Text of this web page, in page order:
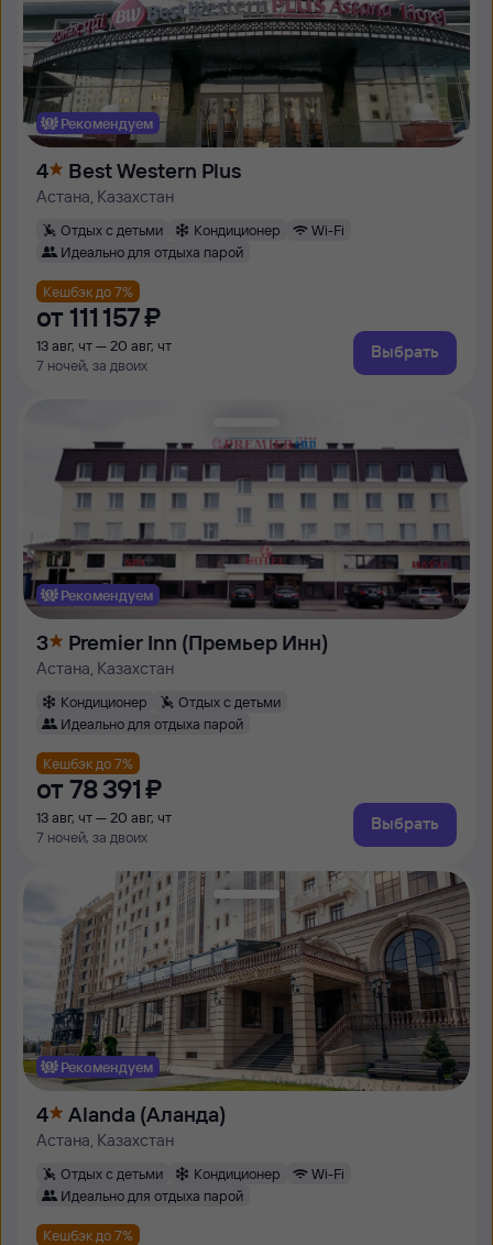
Рекомендуем
4 Best Western Plus
Астана, Казахстан
Отдых с детьми Кондиционер
Wi-Fi
Идеально для отдыха парой
Кешбэк до 7%
от 111 ⁠157 ⁠₽
13 авг, чт — 20 авг, чт
7 ночей, за двоих
Выбрать
Рекомендуем
3 Premier Inn (Премьер Инн)
Астана, Казахстан
Кондиционер
Отдых с детьми
Идеально для отдыха парой
Кешбэк до 7%
от 78 ⁠391 ⁠₽
13 авг, чт — 20 авг, чт
7 ночей, за двоих
Выбрать
Рекомендуем
4 Alanda (Аланда)
Астана, Казахстан
Отдых с детьми Кондиционер
Wi-Fi
Идеально для отдыха парой
Кешбэк до 7%